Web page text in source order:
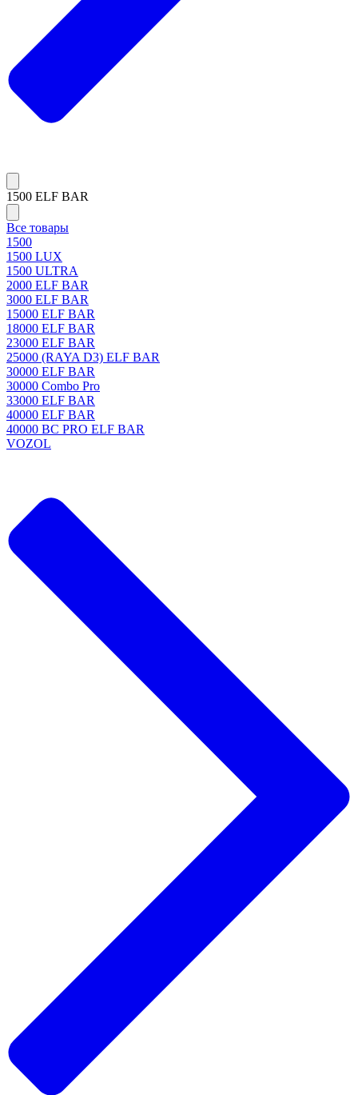
1500 ELF BAR
Все товары
1500
1500 LUX
1500 ULTRA
2000 ELF BAR
3000 ELF BAR
15000 ELF BAR
18000 ELF BAR
23000 ELF BAR
25000 (RAYA D3) ELF BAR
30000 ELF BAR
30000 Combo Pro
33000 ELF BAR
40000 ELF BAR
40000 BC PRO ELF BAR
VOZOL